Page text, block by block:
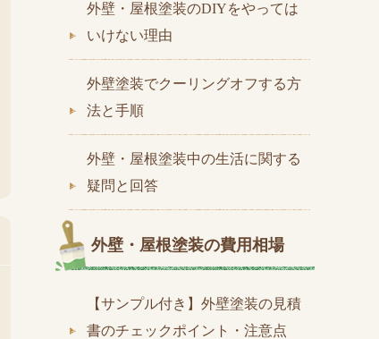
外壁・屋根塗装のDIYをやっては
いけない理由
外壁塗装でクーリングオフする方
法と手順
外壁・屋根塗装中の生活に関する
疑問と回答
外壁・屋根塗装の費用相場
【サンプル付き】外壁塗装の見積
書のチェックポイント・注意点